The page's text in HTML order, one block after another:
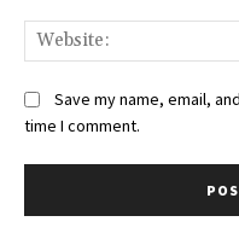
Save my name, email,
time I comment.